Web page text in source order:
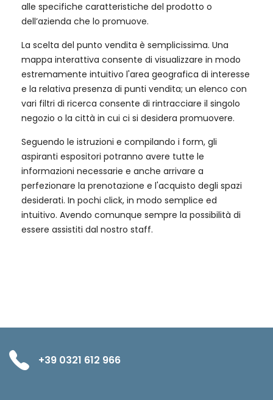
alle specifiche caratteristiche del prodotto o
dell’azienda che lo promuove.
La scelta del punto vendita è semplicissima. Una
mappa interattiva consente di visualizzare in modo
estremamente intuitivo l'area geografica di interesse
e la relativa presenza di punti vendita; un elenco con
vari filtri di ricerca consente di rintracciare il singolo
negozio o la città in cui ci si desidera promuovere.
Seguendo le istruzioni e compilando i form, gli
aspiranti espositori potranno avere tutte le
informazioni necessarie e anche arrivare a
perfezionare la prenotazione e l'acquisto degli spazi
desiderati. In pochi click, in modo semplice ed
intuitivo. Avendo comunque sempre la possibilità di
essere assistiti dal nostro staff.
+39 0321 612 966